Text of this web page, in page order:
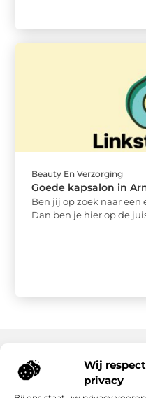
Wij
privacy
Beauty En Verzorging
Goede kapsalon in
Ben jij op zoek naar een
Dan ben je hier op de
Onze informatie